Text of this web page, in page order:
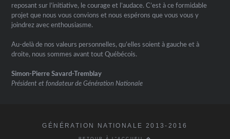
reposant sur l’initiative, le courage et l’audace. C’est à ce formidable
projet que nous vous convions et nous espérons que vous vous y
joindrez avec enthousiasme.
Au-delà de nos valeurs personnelles, qu’elles soient à gauche et à
droite, nous sommes avant tout Québécois.
Simon-Pierre Savard-Tremblay
Président et fondateur de Génération Nationale
GÉNÉRATION NATIONALE 2013-2016